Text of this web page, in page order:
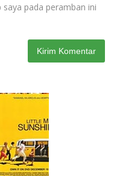
pada peramban ini